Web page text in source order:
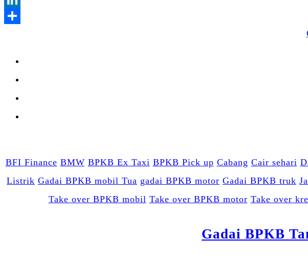
BFI Finance BMW BPKB Ex Taxi BPKB Pick up Cabang Cair sehari
Listrik Gadai BPKB mobil Tua gadai BPKB motor Gadai BPKB truk
Take over BPKB mobil Take over BPKB motor Take over
Gadai BPKB